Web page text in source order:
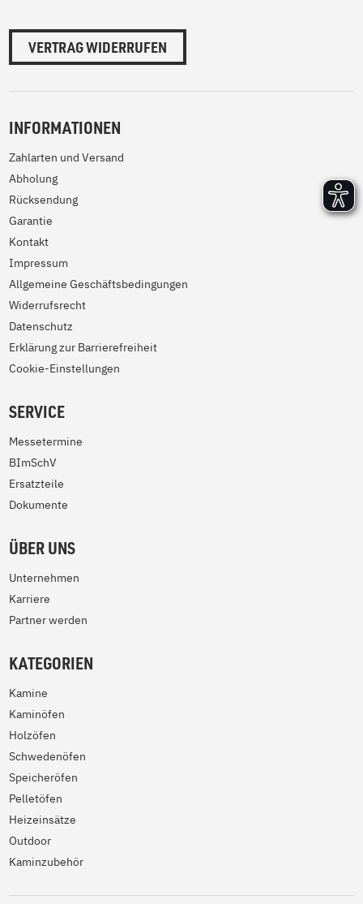
VERTRAG WIDERRUFEN
INFORMATIONEN
Zahlarten und Versand
Abholung
Rücksendung
Garantie
Kontakt
Impressum
Allgemeine Geschäftsbedingungen
Widerrufsrecht
Datenschutz
Erklärung zur Barrierefreiheit
Cookie-Einstellungen
SERVICE
Messetermine
BImSchV
Ersatzteile
Dokumente
ÜBER UNS
Unternehmen
Karriere
Partner werden
KATEGORIEN
Kamine
Kaminöfen
Holzöfen
Schwedenöfen
Speicheröfen
Pelletöfen
Heizeinsätze
Outdoor
Kaminzubehör